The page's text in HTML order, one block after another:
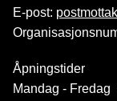
E-post:
Åpningstider
Mandag - Fredag